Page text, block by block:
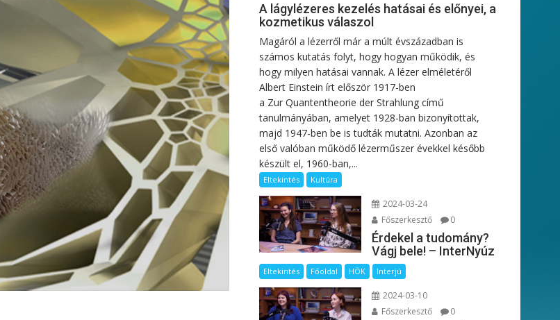
A lágylézeres kezelés hatásai és előnyei, a
kozmetikus válaszol
Magáról a lézerről már a múlt évszázadban is
számos kutatás folyt, hogy hogyan működik, és
hogy milyen hatásai vannak. A lézer elméletéről
Albert Einstein írt először 1917-ben
a Zur Quantentheorie der Strahlung című
tanulmányában, amelyet 1928-ban bizonyítottak,
majd 1947-ben be is tudták mutatni. Azonban az
első valóban működő lézerműszer évekkel később
készült el, 1960-ban,...
Eltekintés Kultúra
2024-03-24
Főszerkesztő
0
Érdekel a tudomány?
Vágj bele! – InterNyúz
Eltekintés Főoldal HÖK Interjú
2024-03-10
Főszerkesztő
0